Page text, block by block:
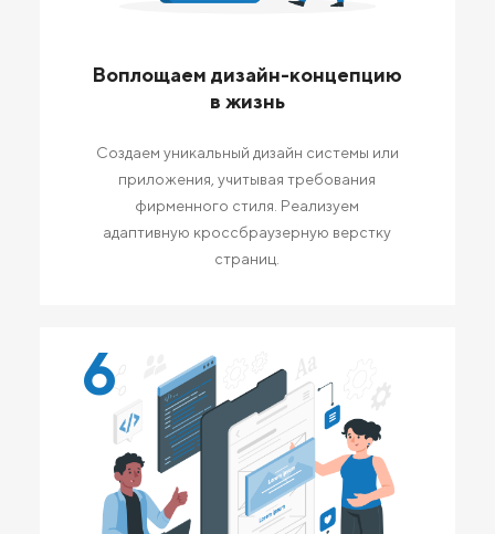
Воплощаем дизайн-концепцию
в жизнь
Создаем уникальный дизайн системы или
приложения, учитывая требования
фирменного стиля. Реализуем
адаптивную кроссбраузерную верстку
страниц.
6